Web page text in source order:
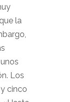
la
Los
cinco